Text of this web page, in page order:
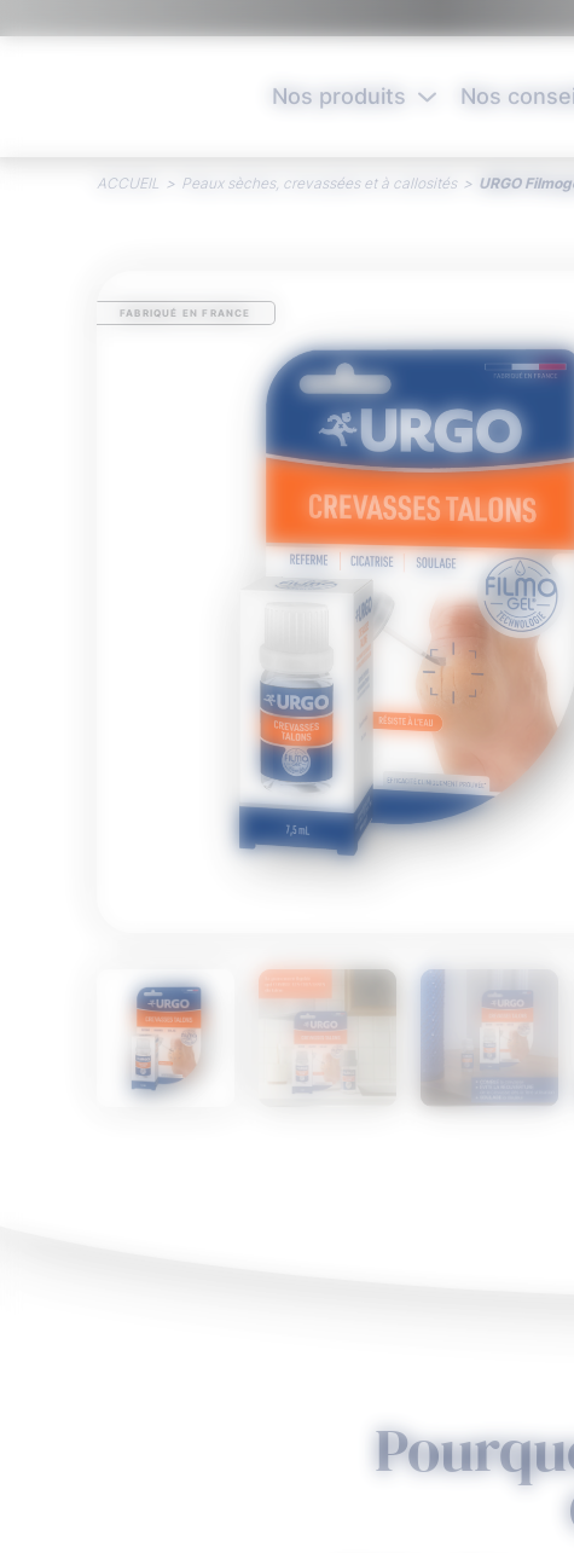
Nos produits Nos
ACCUEIL > Peaux sèches, crevassées et à callosités > URGO
FABRIQUÉ EN FRANCE